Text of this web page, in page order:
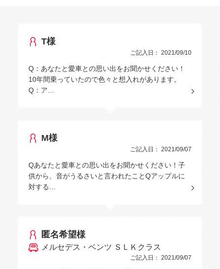
T様
ご記入日： 2021/09/10
Q：あなたと愛車との思い出をお聞かせください！
10年間乗っていたので色々と想入れがあります。
Q：ア…
M様
ご記入日： 2021/09/07
Qあなたと愛車との思い出をお聞かせください！子
供から、音がうるさいと言われたことQアップルに
対する…
匿名希望様
メルセデス・ベンツ ＳＬＫクラス
ご記入日： 2021/09/07